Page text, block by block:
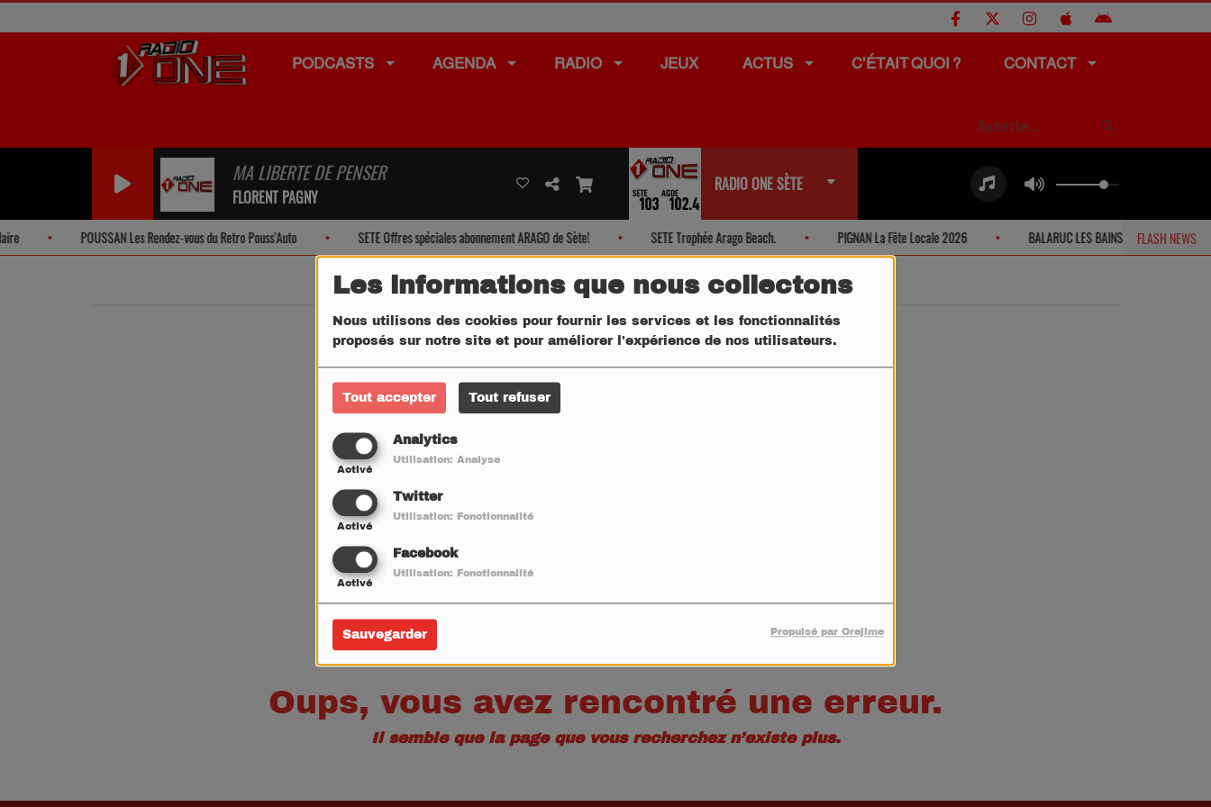
Les informations que nous collectons
Nous utilisons des cookies pour fournir les services et les fonctionnalités
proposés sur notre site et pour améliorer l'expérience de nos utilisateurs.
Tout accepter Tout refuser
Analytics
Activé
Utilisation: Analyse
Twitter
Activé
Utilisation: Fonctionnalité
Facebook
Activé
Utilisation: Fonctionnalité
Sauvegarder Propulsé par Orejime
PODCASTS AGENDA RADIO JEUX ACTUS C'ÉTAIT QUOI ? CONTACT
MA LIBERTE DE PENSER
FLORENT PAGNY
RADIO ONE SÈTE
FLASH NEWS
POUSSAN Les Rendez-vous du Retro Pouss'Auto SETE Offres spéciales abonnement ARAGO de Sète! SETE Trophée Arago Beach. PIGNAN La Fête Locale 2026 BALARUC LES BAINS Fête Locale 2026
404
Oups, vous avez rencontré une erreur.
Il semble que la page que vous recherchez n’existe plus.